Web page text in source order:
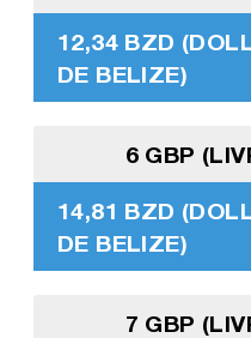
12,34 BZD
DE BELIZE)
6 GBP
14,81 BZD
DE BELIZE)
7 GBP